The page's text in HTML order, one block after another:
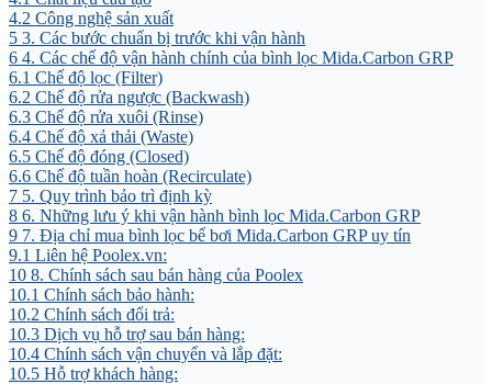
4.2 Công nghệ sản xuất
5 3. Các bước chuẩn bị trước khi vận hành
6 4. Các chế độ vận hành chính của bình lọc Mida.Carbon GRP
6.1 Chế độ lọc (Filter)
6.2 Chế độ rửa ngược (Backwash)
6.3 Chế độ rửa xuôi (Rinse)
6.4 Chế độ xả thải (Waste)
6.5 Chế độ đóng (Closed)
6.6 Chế độ tuần hoàn (Recirculate)
7 5. Quy trình bảo trì định kỳ
8 6. Những lưu ý khi vận hành bình lọc Mida.Carbon GRP
9 7. Địa chỉ mua bình lọc bể bơi Mida.Carbon GRP uy tín
9.1 Liên hệ Poolex.vn:
10 8. Chính sách sau bán hàng của Poolex
10.1 Chính sách bảo hành:
10.2 Chính sách đổi trả:
10.3 Dịch vụ hỗ trợ sau bán hàng:
10.4 Chính sách vận chuyển và lắp đặt:
10.5 Hỗ trợ khách hàng: